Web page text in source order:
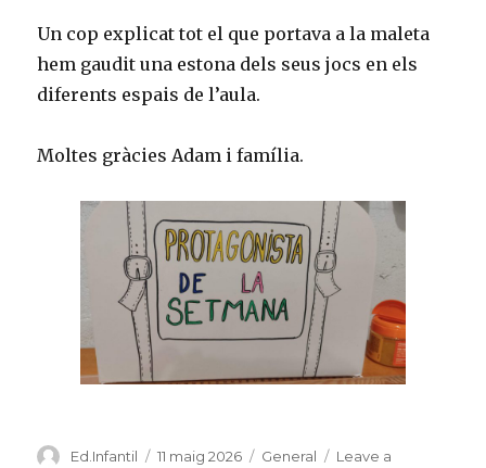
Un cop explicat tot el que portava a la maleta
hem gaudit una estona dels seus jocs en els
diferents espais de l’aula.
Moltes gràcies Adam i família.
Author
Ed.Infantil
Posted
11 maig 2026 Categories
General
Leave a